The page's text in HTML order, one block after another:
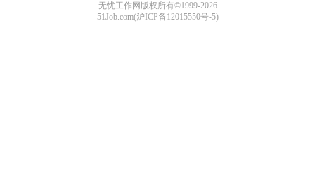
无忧工作网版权所有©1999-2026
51Job.com(沪ICP备12015550号-5)